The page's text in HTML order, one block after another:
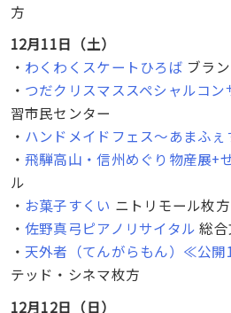
方
12月11日（土）
・ わくわくスケートひろば ブラ
・ つだクリスマススペシャルコン
習市民センター
・ ハンドメイドフェス～あまふぇ
・ 飛騨高山・信州めぐり物産展+
ル
・ お菓子すくい ニトリモール枚方
・ 佐野真弓ピアノリサイタル 総
・ 天外者（てんがらもん）≪公
テッド・シネマ枚方
12月12日（日）